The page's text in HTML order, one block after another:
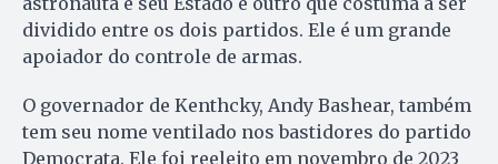
dividido entre os dois partidos. Ele é um grande
apoiador do controle de armas.
O governador de Kenthcky, Andy Bashear, também
tem seu nome ventilado nos bastidores do partido
Democrata. Ele foi reeleito em novembro de 2023